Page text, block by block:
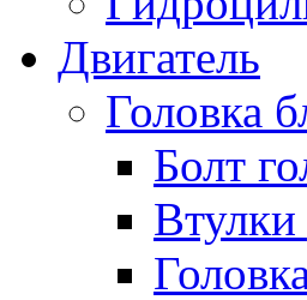
Двигатель
Головка
Болт
Втулки